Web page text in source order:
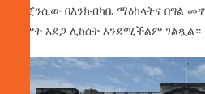
ኤጀንሲው በእንክብካቤ ማዕከላትና በግል
የሞት አደጋ ሊከሰት እንደሚችልም ገልጿል።